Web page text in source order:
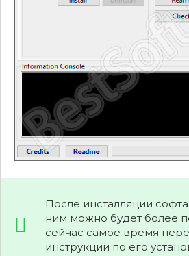
После инсталляции
ним можно будет более
сейчас самое время
инструкции по его